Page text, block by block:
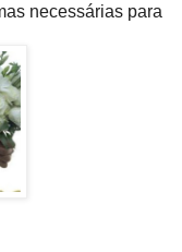
necessárias para